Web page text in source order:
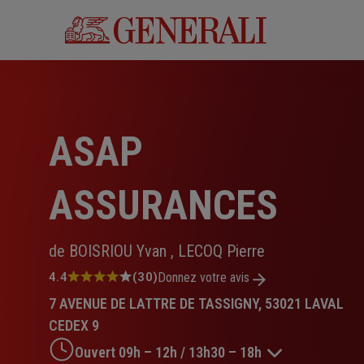
ASAP
ASSURANCES
de BOISRIOU Yvan , LECOQ Pierre
Note
4.4
sur
5
étoiles
4.4 (30)Donnez votre avis
7 AVENUE DE LATTRE DE TASSIGNY, 53021 LAVAL
CEDEX 9
Ouvert 09h – 12h / 13h30 – 18h